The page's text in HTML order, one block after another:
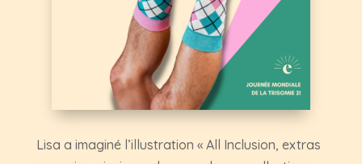
Lisa a imaginé l’illustration « All Inclusion, extras